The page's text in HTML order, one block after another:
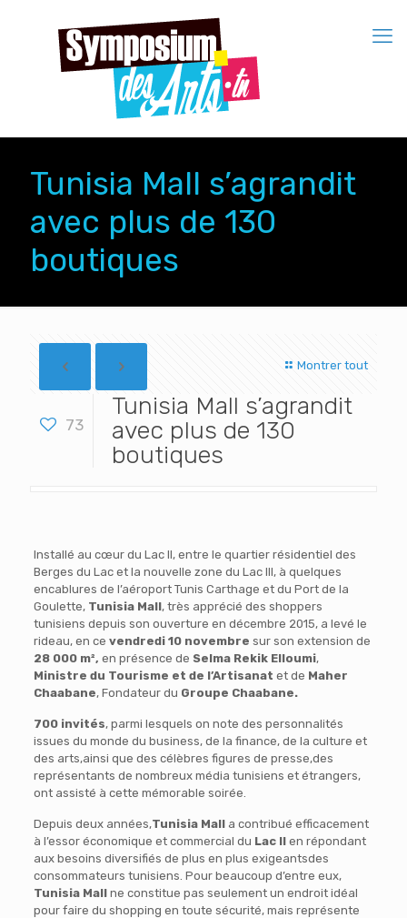
Tunisia Mall s’agrandit
avec plus de 130
boutiques
Montrer tout
73
Tunisia Mall s’agrandit
avec plus de 130
boutiques
Installé au cœur du Lac II, entre le quartier résidentiel des
Berges du Lac et la nouvelle zone du Lac III, à quelques
encablures de l’aéroport Tunis Carthage et du Port de la
Goulette, Tunisia Mall, très apprécié des shoppers
tunisiens depuis son ouverture en décembre 2015, a levé le
rideau, en ce vendredi 10 novembre sur son extension de
28 000 m², en présence de Selma Rekik Elloumi,
Ministre du Tourisme et de l’Artisanat et de Maher
Chaabane, Fondateur du Groupe Chaabane.
700 invités, parmi lesquels on note des personnalités
issues du monde du business, de la finance, de la culture et
des arts,ainsi que des célèbres figures de presse,des
représentants de nombreux média tunisiens et étrangers,
ont assisté à cette mémorable soirée.
Depuis deux années,Tunisia Malla contribué efficacement
à l’essor économique et commercial du Lac IIen répondant
aux besoins diversifiés de plus en plus exigeantsdes
consommateurs tunisiens. Pour beaucoup d’entre eux,
Tunisia Mallne constitue pas seulement un endroit idéal
pour faire du shopping en toute sécurité, mais représente